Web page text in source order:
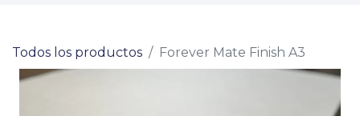
Todos los productos Forever Mate Finish A3